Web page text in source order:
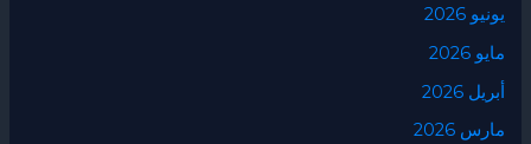
يونيو 2026
مايو 2026
أبريل 2026
مارس 2026